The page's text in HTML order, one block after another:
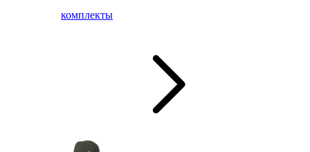
комплекты